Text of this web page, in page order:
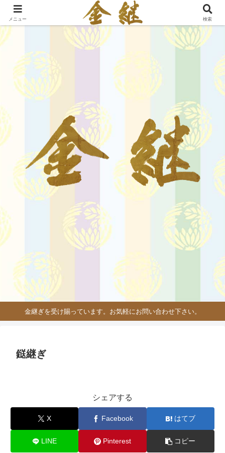
金継ぎを受け賜っています。お気軽にお問い合わせ下さい。
鎹継ぎ
シェアする
X Facebook はてブ
LINE Pinterest コピー
メニュー 検索